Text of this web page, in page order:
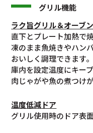
グリル機能
ラク旨グリル＆オーブン
直下とプレート加熱で
凍のまま魚焼きやハン
おいしく調理できます。
庫内を設定温度にキー
肉じゃがや魚の煮つけ
温度低減ドア
グリル使用時のドア表